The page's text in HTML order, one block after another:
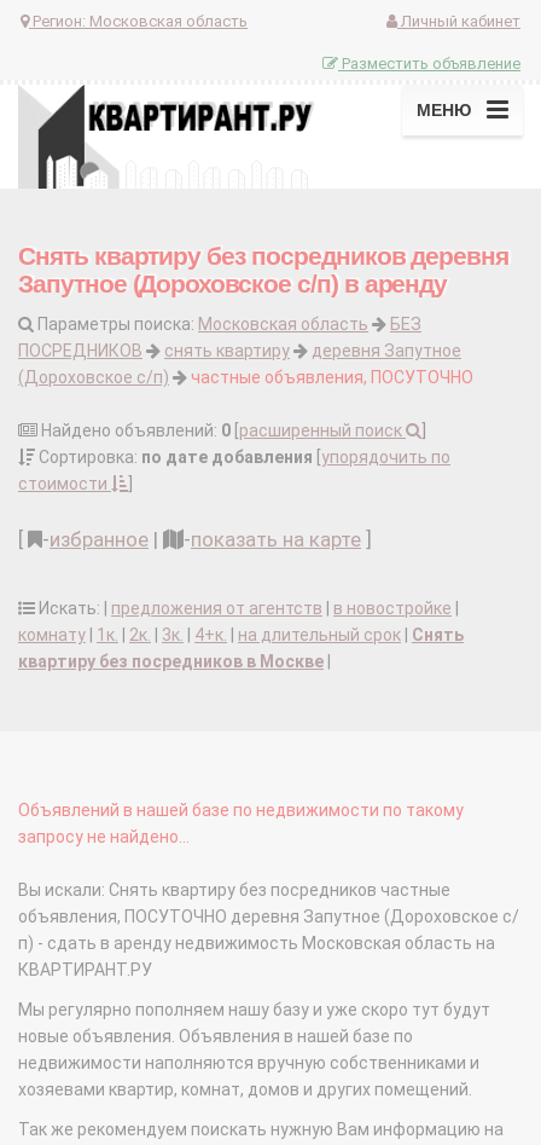
Регион: Московская область Личный кабинет
Разместить объявление
МЕНЮ
Снять квартиру без посредников деревня
Запутное (Дороховское с/п) в аренду
Параметры поиска: Московская область
БЕЗ
ПОСРЕДНИКОВ
снять квартиру
деревня Запутное
(Дороховское с/п)
частные объявления, ПОСУТОЧНО
Найдено объявлений: 0 расширенный поиск
Сортировка: по дате добавления упорядочить по
стоимости
-избранное | -показать на карте
Искать: | предложения от агентств в новостройке
комнату
1к. 2к. 3к. 4+к. на длительный срок
Снять
квартиру без посредников в Москве
Объявлений в нашей базе по недвижимости по такому
запросу не найдено...
Вы искали: Снять квартиру без посредников частные
объявления, ПОСУТОЧНО деревня Запутное (Дороховское с/
п) - сдать в аренду недвижимость Московская область на
КВАРТИРАНТ.РУ
Мы регулярно пополняем нашу базу и уже скоро тут будут
новые объявления. Объявления в нашей базе по
недвижимости наполняются вручную собственниками и
хозяевами квартир, комнат, домов и других помещений.
Так же рекомендуем поискать нужную Вам информацию на